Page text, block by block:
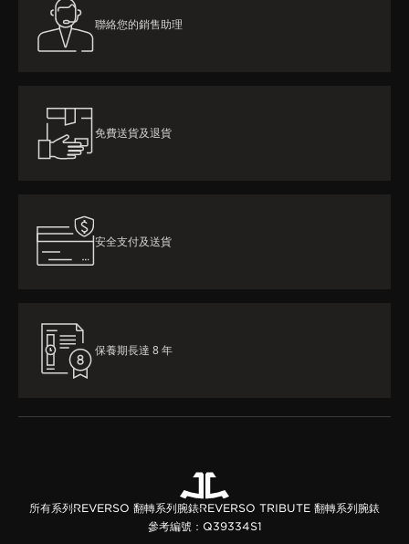
聯絡您的銷售助理
免費送貨及退貨
安全支付及送貨
保養期長達 8 年
所有系列REVERSO 翻轉系列腕錶REVERSO TRIBUTE 翻轉系列腕錶
參考編號：Q39334S1